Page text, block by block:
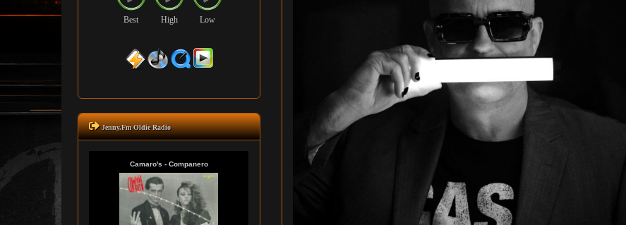
Best High Low
Jenny.Fm Oldie Radio